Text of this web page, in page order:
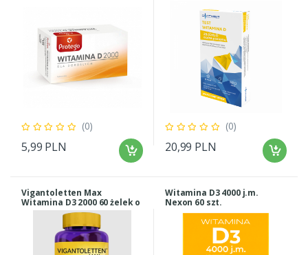
(0)
5,99 PLN
(0)
20,99 PLN
Vigantoletten Max
Witamina D3 2000 60 żelek o
smaku cytrynowym
Witamina D3 4000 j.m.
Nexon 60 szt.